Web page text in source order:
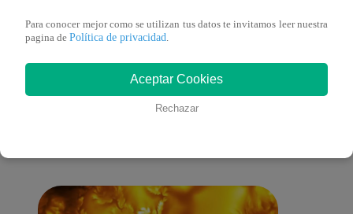
También te puede
Para conocer mejor como se utilizan tus datos te invitamos leer nuestra
pagina de Política de privacidad
Aceptar Cookies
Rechazar